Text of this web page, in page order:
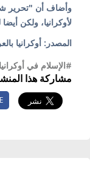
وأضاف أن "تحرير
لأوكرانيا، ولكن
المصدر: أوكرانيا
#الإسلام في أوكرانيا
مشاركة هذا